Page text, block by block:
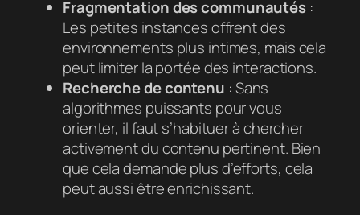
Fragmentation des communautés :
Les petites instances offrent des
environnements plus intimes, mais cela
peut limiter la portée des interactions.
Recherche de contenu : Sans
algorithmes puissants pour vous
orienter, il faut s’habituer à chercher
activement du contenu pertinent. Bien
que cela demande plus d’efforts, cela
peut aussi être enrichissant.